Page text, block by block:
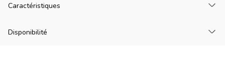
Caractéristiques
Disponibilité